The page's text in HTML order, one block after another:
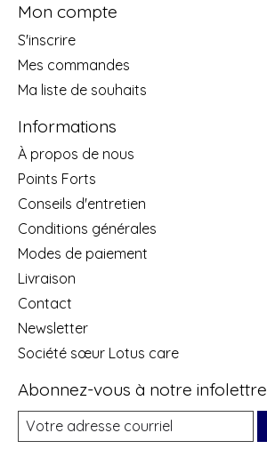
Mon compte
S'inscrire
Mes commandes
Ma liste de souhaits
Informations
À propos de nous
Points Forts
Conseils d'entretien
Conditions générales
Modes de paiement
Livraison
Contact
Newsletter
Société sœur Lotus care
Abonnez-vous à notre infolettre